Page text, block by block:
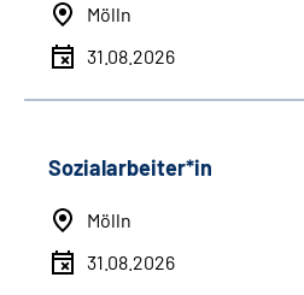
Mölln
31.08.2026
Sozialarbeiter*in
Mölln
31.08.2026